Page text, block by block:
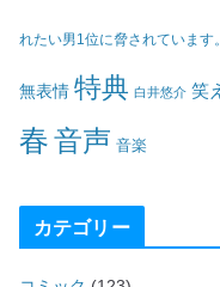
れたい男1位に脅されています。
無表情 特典 白井悠介 笑
春音声 音楽
カテゴリー